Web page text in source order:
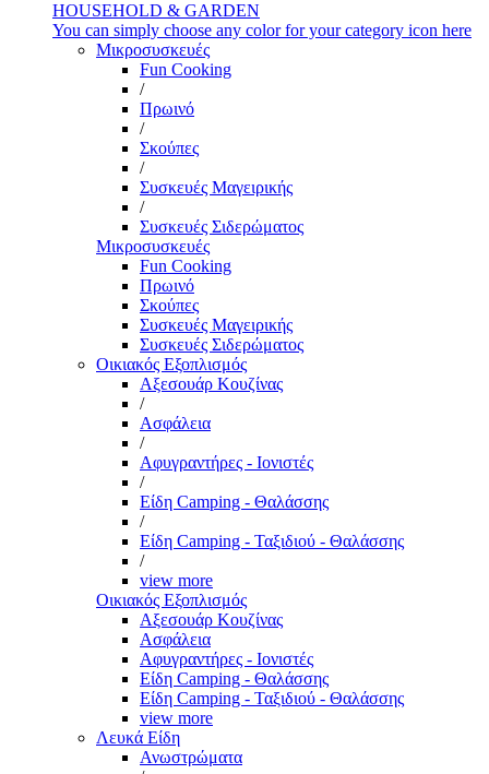
HOUSEHOLD & GARDEN
You can simply choose any color for your category icon here
Μικροσυσκευές
Fun Cooking
/
Πρωινό
/
Σκούπες
/
Συσκευές Μαγειρικής
/
Συσκευές Σιδερώματος
Μικροσυσκευές
Fun Cooking
Πρωινό
Σκούπες
Συσκευές Μαγειρικής
Συσκευές Σιδερώματος
Οικιακός Εξοπλισμός
Αξεσουάρ Κουζίνας
/
Ασφάλεια
/
Αφυγραντήρες - Ιονιστές
/
Είδη Camping - Θαλάσσης
/
Είδη Camping - Ταξιδιού - Θαλάσσης
/
view more
Οικιακός Εξοπλισμός
Αξεσουάρ Κουζίνας
Ασφάλεια
Αφυγραντήρες - Ιονιστές
Είδη Camping - Θαλάσσης
Είδη Camping - Ταξιδιού - Θαλάσσης
view more
Λευκά Είδη
Ανωστρώματα